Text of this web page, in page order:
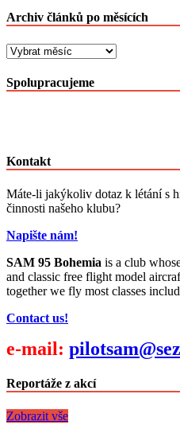
Archiv článků po měsících
Archiv
po
měsících
Spolupracujeme
Kontakt
Máte-li jakýkoliv dotaz k létání s
činnosti našeho klubu?
Napište nám!
SAM 95 Bohemia is a club
and classic free flight model
together we fly most classes
Contact us!
e-mail:
Reportáže z akcí
Zobrazit vše